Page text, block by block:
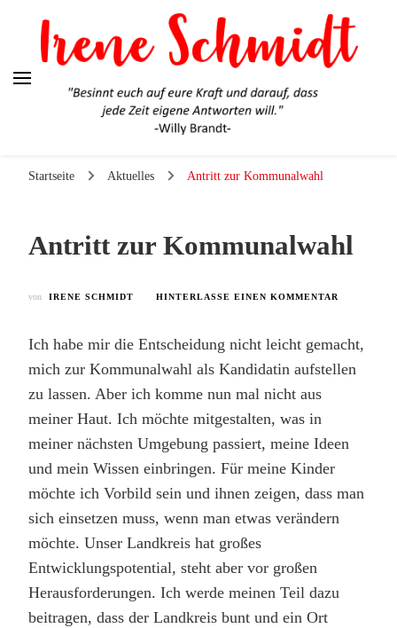
Startseite Aktuelles Antritt zur Kommunalwahl
Antritt zur Kommunalwahl
von IRENE SCHMIDT HINTERLASSE EINEN KOMMENTAR
Ich habe mir die Entscheidung nicht leicht gemacht,
mich zur Kommunalwahl als Kandidatin aufstellen
zu lassen. Aber ich komme nun mal nicht aus
meiner Haut. Ich möchte mitgestalten, was in
meiner nächsten Umgebung passiert, meine Ideen
und mein Wissen einbringen. Für meine Kinder
möchte ich Vorbild sein und ihnen zeigen, dass man
sich einsetzen muss, wenn man etwas verändern
möchte. Unser Landkreis hat großes
Entwicklungspotential, steht aber vor großen
Herausforderungen. Ich werde meinen Teil dazu
beitragen, dass der Landkreis bunt und ein Ort